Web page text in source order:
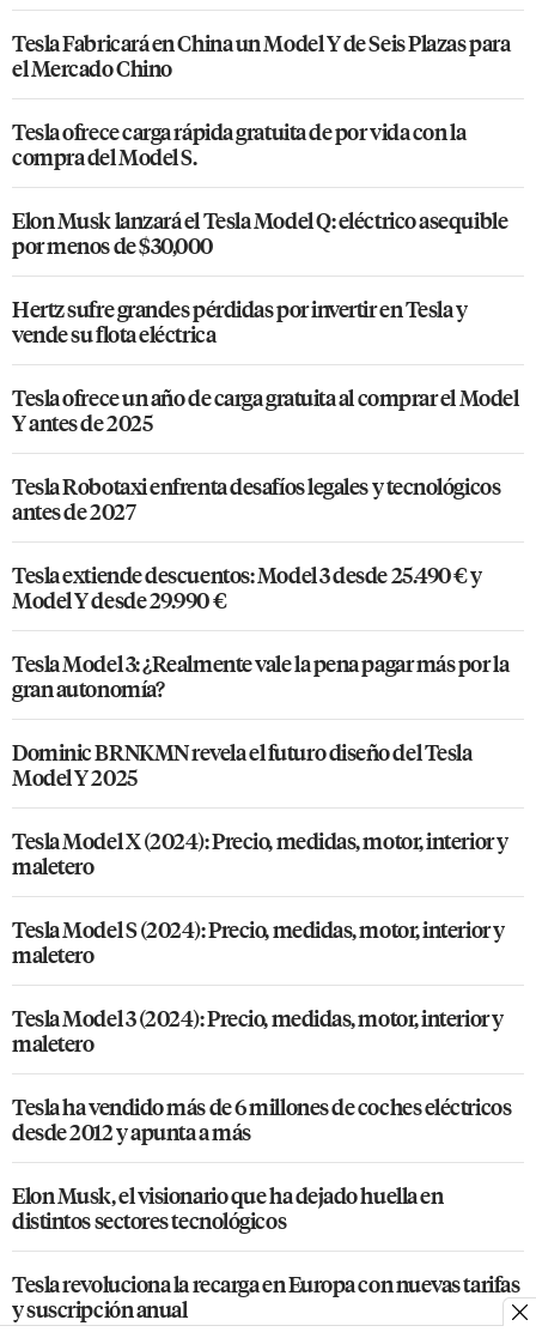
Tesla Fabricará en China un Model Y de Seis Plazas para
el Mercado Chino
Tesla ofrece carga rápida gratuita de por vida con la
compra del Model S.
Elon Musk lanzará el Tesla Model Q: eléctrico asequible
por menos de $30,000
Hertz sufre grandes pérdidas por invertir en Tesla y
vende su flota eléctrica
Tesla ofrece un año de carga gratuita al comprar el Model
Y antes de 2025
Tesla Robotaxi enfrenta desafíos legales y tecnológicos
antes de 2027
Tesla extiende descuentos: Model 3 desde 25.490 € y
Model Y desde 29.990 €
Tesla Model 3: ¿Realmente vale la pena pagar más por la
gran autonomía?
Dominic BRNKMN revela el futuro diseño del Tesla
Model Y 2025
Tesla Model X (2024): Precio, medidas, motor, interior y
maletero
Tesla Model S (2024): Precio, medidas, motor, interior y
maletero
Tesla Model 3 (2024): Precio, medidas, motor, interior y
maletero
Tesla ha vendido más de 6 millones de coches eléctricos
desde 2012 y apunta a más
Elon Musk, el visionario que ha dejado huella en
distintos sectores tecnológicos
Tesla revoluciona la recarga en Europa con nuevas tarifas
y suscripción anual